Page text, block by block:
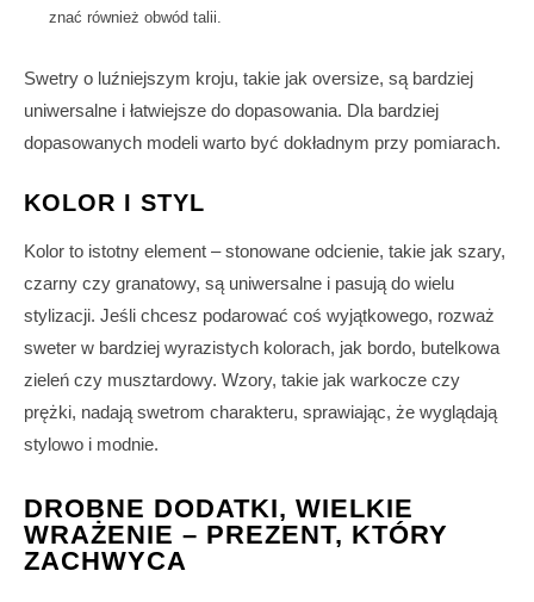
znać również obwód talii.
Swetry o luźniejszym kroju, takie jak oversize, są bardziej
uniwersalne i łatwiejsze do dopasowania. Dla bardziej
dopasowanych modeli warto być dokładnym przy pomiarach.
KOLOR I STYL
Kolor to istotny element – stonowane odcienie, takie jak szary,
czarny czy granatowy, są uniwersalne i pasują do wielu
stylizacji. Jeśli chcesz podarować coś wyjątkowego, rozważ
sweter w bardziej wyrazistych kolorach, jak bordo, butelkowa
zieleń czy musztardowy. Wzory, takie jak warkocze czy
prężki, nadają swetrom charakteru, sprawiając, że wyglądają
stylowo i modnie.
DROBNE DODATKI, WIELKIE
WRAŻENIE – PREZENT, KTÓRY
ZACHWYCA